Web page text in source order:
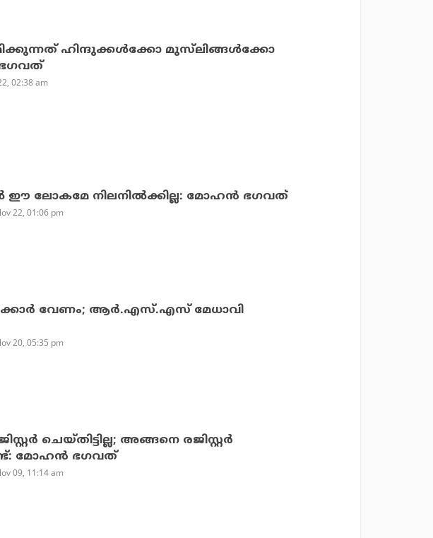
ഹിന്ദുക്കൾക്കോ മുസ്‌ലിങ്ങൾക്കോ
ഭഗവത്
02:38 am
ഈ ലോകമേ നിലനില്‍ക്കില്ല: മോഹന്‍ ഭഗവത്
22, 01:06 pm
വേണം; ആർ.എസ്.എസ് മേധാവി
20, 05:35 pm
ചെയ്തിട്ടില്ല; അങ്ങനെ രജിസ്റ്റര്‍
മോഹന്‍ ഭഗവത്
09, 11:14 am